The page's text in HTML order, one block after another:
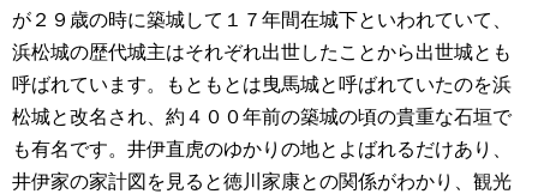
が２９歳の時に築城して１７年間在城下といわれていて、
浜松城の歴代城主はそれぞれ出世したことから出世城とも
呼ばれています。もともとは曳馬城と呼ばれていたのを浜
松城と改名され、約４００年前の築城の頃の貴重な石垣で
も有名です。井伊直虎のゆかりの地とよばれるだけあり、
井伊家の家計図を見ると徳川家康との関係がわかり、観光